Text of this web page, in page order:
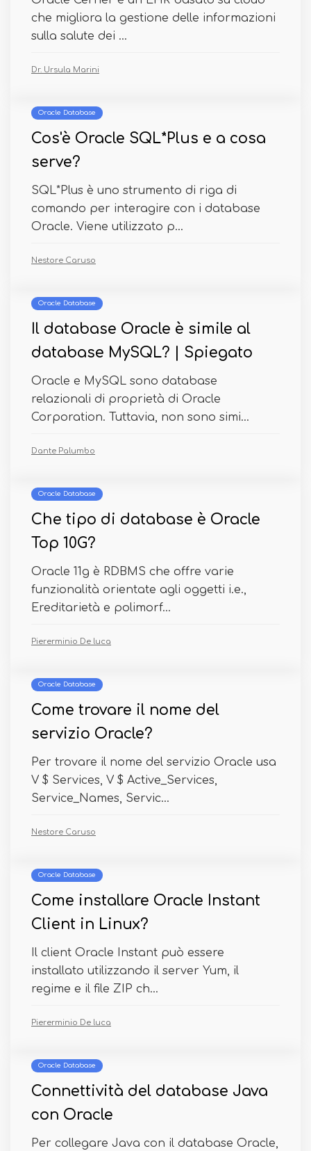
che migliora la gestione delle informazioni
sulla salute dei ...
Dr. Ursula Marini
Oracle Database
Cos'è Oracle SQL*Plus e a cosa
serve?
SQL*Plus è uno strumento di riga di
comando per interagire con i database
Oracle. Viene utilizzato p...
Nestore Caruso
Oracle Database
Il database Oracle è simile al
database MySQL? | Spiegato
Oracle e MySQL sono database
relazionali di proprietà di Oracle
Corporation. Tuttavia, non sono simi...
Dante Palumbo
Oracle Database
Che tipo di database è Oracle
Top 10G?
Oracle 11g è RDBMS che offre varie
funzionalità orientate agli oggetti i.e.,
Ereditarietà e polimorf...
Piererminio De luca
Oracle Database
Come trovare il nome del
servizio Oracle?
Per trovare il nome del servizio Oracle usa
V $ Services, V $ Active_Services,
Service_Names, Servic...
Nestore Caruso
Oracle Database
Come installare Oracle Instant
Client in Linux?
Il client Oracle Instant può essere
installato utilizzando il server Yum, il
regime e il file ZIP ch...
Piererminio De luca
Oracle Database
Connettività del database Java
con Oracle
Per collegare Java con il database Oracle,